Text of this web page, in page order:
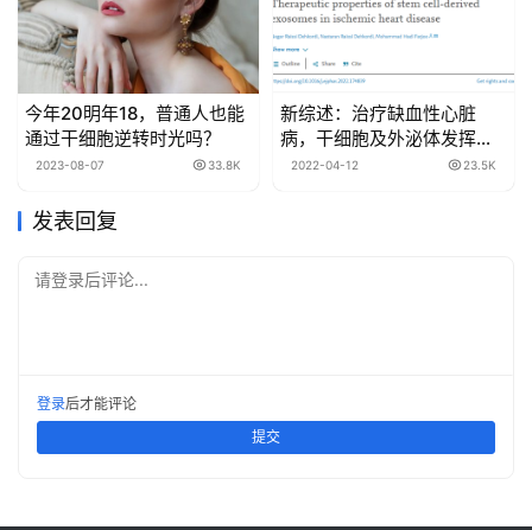
今年20明年18，普通人也能
通过干细胞逆转时光吗？
2023-08-07 33.8K
新综述：治疗缺血性心脏
病，干细胞及外泌体发挥越
来越重要的作用
2022-04-12 23.5K
发表回复
请登录后评论...
登录后才能评论
提交